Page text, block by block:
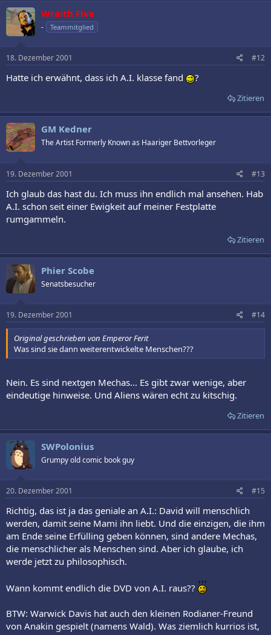
Wraith Five
- Teammitglied
18. Dezember 2001 #12
Hatte ich erwähnt, dass ich A.I. klasse fand ?
Zitieren
GM Kedner
The Artist Formerly Known as Haariger Bettvorleger
19. Dezember 2001 #13
Ich glaub das hast du. Ich muss ihn endlich mal ansehen. Hab
A.I. schon seit einer Ewigkeit auf meiner Festplatte
rumgammeln.
Zitieren
Phier Scobe
Senatsbesucher
19. Dezember 2001 #14
Original geschrieben von Emperor Ferit
Was sind sie dann weiterentwickelte Menschen???
Nein. Es sind nextgen Mechas... Es gibt zwar wenige, aber
eindeutige hinweise. Und Aliens wären echt zu kitschig.
Zitieren
SWPolonius
Grumpy old comic book guy
20. Dezember 2001 #15
Richtig, das ist ja das geniale an A.I.: David will menschlich
werden, damit seine Mami ihn liebt. Und die einzigen, die ihm
am Ende seine Erfülling geben können, sind andere Mechas,
die menschlicher als Menschen sind. Aber ich glaube, ich
werde jetzt zu philosophisch.
Wann kommt endlich die DVD von A.I. raus??
BTW: Warwick Davis hat auch den kleinen Rodianer-Freund
von Anakin gespielt (namens Wald). Was ziemlich kurrios ist,